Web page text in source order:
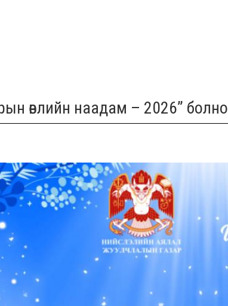
өвлийн наадам – 2026” болно